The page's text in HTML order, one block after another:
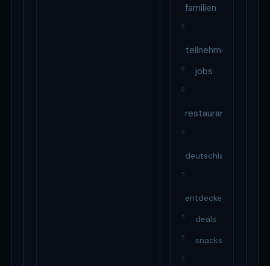
familien
6
teilnehmenden
6 jobs
6
restaurant
6
deutschland
5
entdecke
5 deals
5 snacks
5